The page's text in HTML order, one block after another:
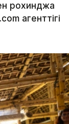
рохинджа
агенттігі